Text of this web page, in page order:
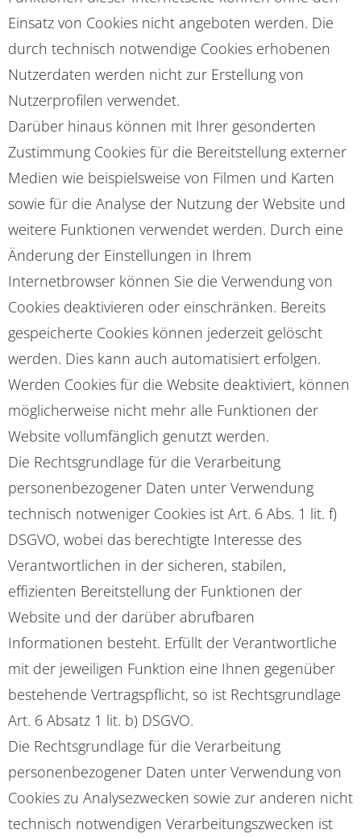
Einsatz von Cookies nicht angeboten werden. Die
durch technisch notwendige Cookies erhobenen
Nutzerdaten werden nicht zur Erstellung von
Nutzerprofilen verwendet.
Darüber hinaus können mit Ihrer gesonderten
Zustimmung Cookies für die Bereitstellung externer
Medien wie beispielsweise von Filmen und Karten
sowie für die Analyse der Nutzung der Website und
weitere Funktionen verwendet werden. Durch eine
Änderung der Einstellungen in Ihrem
Internetbrowser können Sie die Verwendung von
Cookies deaktivieren oder einschränken. Bereits
gespeicherte Cookies können jederzeit gelöscht
werden. Dies kann auch automatisiert erfolgen.
Werden Cookies für die Website deaktiviert, können
möglicherweise nicht mehr alle Funktionen der
Website vollumfänglich genutzt werden.
Die Rechtsgrundlage für die Verarbeitung
personenbezogener Daten unter Verwendung
technisch notweniger Cookies ist Art. 6 Abs. 1 lit. f)
DSGVO, wobei das berechtigte Interesse des
Verantwortlichen in der sicheren, stabilen,
effizienten Bereitstellung der Funktionen der
Website und der darüber abrufbaren
Informationen besteht. Erfüllt der Verantwortliche
mit der jeweiligen Funktion eine Ihnen gegenüber
bestehende Vertragspflicht, so ist Rechtsgrundlage
Art. 6 Absatz 1 lit. b) DSGVO.
Die Rechtsgrundlage für die Verarbeitung
personenbezogener Daten unter Verwendung von
Cookies zu Analysezwecken sowie zur anderen nicht
technisch notwendigen Verarbeitungszwecken ist